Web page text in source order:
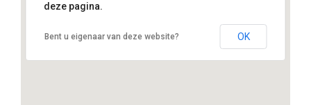
Trambaan 5a, 1749 CZ, Warmenhuizen
deze pagina.
Bent u eigenaar van deze website? OK